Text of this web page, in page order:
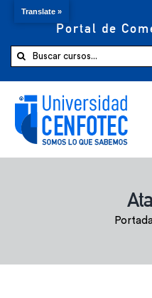
Portal de
Buscar:
Comprar ahora
Translate »